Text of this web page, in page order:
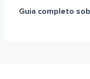
Guia completo